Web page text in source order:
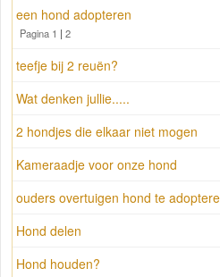
een hond adopteren
Pagina 1 | 2
teefje bij 2 reuën?
Wat denken jullie.....
2 hondjes die elkaar niet mogen
Kameraadje voor onze hond
ouders overtuigen hond te
Hond delen
Hond houden?